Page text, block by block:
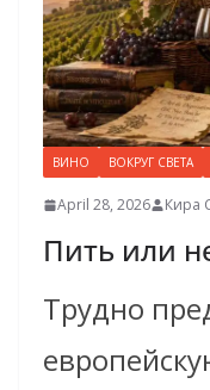
ВИНО ВОКРУГ СВЕТА
April 28, 2026 Кира
Пить или
Трудно